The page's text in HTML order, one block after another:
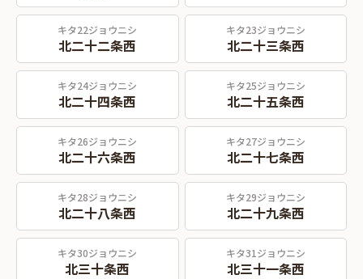
キタ22ジョウニシ
北二十二条西
キタ23ジョウニシ
北二十三条西
キタ24ジョウニシ
北二十四条西
キタ25ジョウニシ
北二十五条西
キタ26ジョウニシ
北二十六条西
キタ27ジョウニシ
北二十七条西
キタ28ジョウニシ
北二十八条西
キタ29ジョウニシ
北二十九条西
キタ30ジョウニシ
北三十条西
キタ31ジョウニシ
北三十一条西